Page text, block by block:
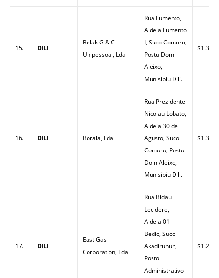
15. DILI
Belak G & C
Unipessoal, Lda
Rua Fumento,
Aldeia Fumento
I, Suco Comoro,
Postu Dom
Aleixo,
Munisipiu Dili.
$1.33
16. DILI Borala, Lda
Rua Prezidente
Nicolau Lobato,
Aldeia 30 de
Agusto, Suco
Comoro, Posto
Dom Aleixo,
Munisipiu Dili.
$1.30
17. DILI
East Gas
Corporation, Lda
Rua Bidau
Lecidere,
Aldeia 01
Bedic, Suco
Akadiruhun,
Posto
Administrativo
$1.28